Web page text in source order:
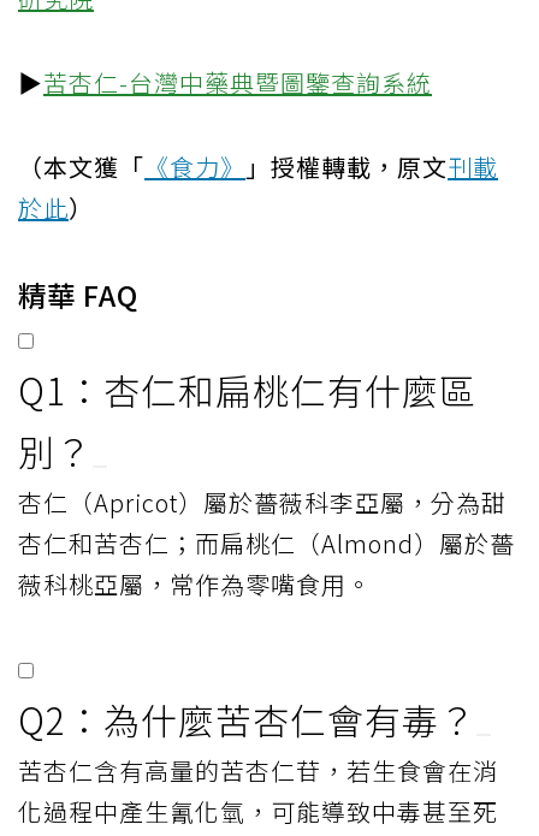
▶苦杏仁-台灣中藥典暨圖鑒查詢系統
（本文獲「 《食力》 」授權轉載，原文刊載
於此）
精華 FAQ
Q1：杏仁和扁桃仁有什麼區
別？
杏仁（Apricot）屬於薔薇科李亞屬，分為甜
杏仁和苦杏仁；而扁桃仁（Almond）屬於薔
薇科桃亞屬，常作為零嘴食用。
Q2：為什麼苦杏仁會有毒？
苦杏仁含有高量的苦杏仁苷，若生食會在消
化過程中產生氰化氫，可能導致中毒甚至死